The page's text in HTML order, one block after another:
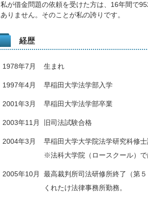
私が借金問題の依頼を受けた方は、16年間で
ありません。そのことが私の誇りです。
経歴
1978年7月 生まれ
1997年4月 早稲田大学法学部入学
2001年3月 早稲田大学法学部卒業
2003年11月 旧司法試験合格
2004年3月
早稲田大学大学院法学研究科修
※法科大学院（ロースクール）で
2005年10月
最高裁判所司法研修所終了（第
くれたけ法律事務所勤務。